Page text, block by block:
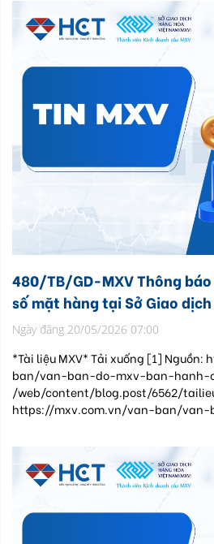
480/TB/GD-MXV Thông
số mặt hàng tại Sở Giao
Ngày đăng 20/05/2026 07:00
*Tài liệu MXV* Tải xuống [1]
ban/van-ban-do-mxv-ban-hanh-
/web/content/blog.post/6562/
https://mxv.com.vn/van-ban/van-